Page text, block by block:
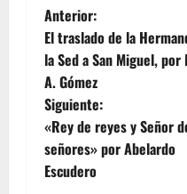
N
a
v
e
g
Anterior:
El traslado de la
la Sed a San Miguel, por
A. Gómez
Siguiente:
«Rey de reyes y Señor
señores» por Abelardo
Escudero